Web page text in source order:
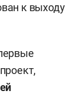
к выходу